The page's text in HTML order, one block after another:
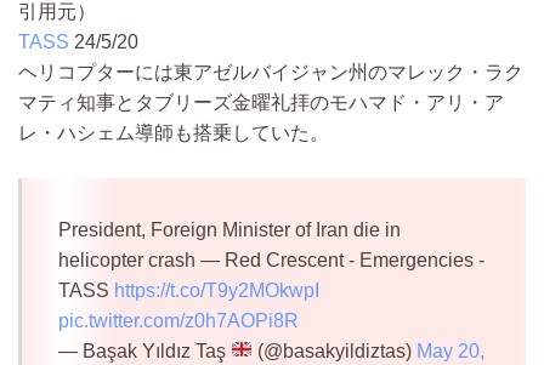
引用元）
TASS 24/5/20
ヘリコプターには東アゼルバイジャン州のマレック・ラク
マティ知事とタブリーズ金曜礼拝のモハマド・アリ・ア
レ・ハシェム導師も搭乗していた。
President, Foreign Minister of Iran die in
helicopter crash — Red Crescent - Emergencies -
TASS https://t.co/T9y2MOkwpI
pic.twitter.com/z0h7AOPi8R
— Başak Yıldız Taş
(@basakyildiztas) May 20,